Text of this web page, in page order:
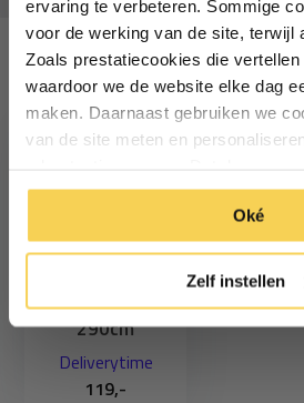
ervaring te verbeteren. Sommige
voor de werking van de site, terwijl
Zoals prestatiecookies die vertellen
waardoor we de website elke dag
maken. Daarnaast gebruiken we
van de site meten en
manier. Klik op 'Oké' om alle
klik op ‘alleen essentiele’ als je niet
cookies.
Oké
Zelf instellen
Recent bekeken
Staaldraad
harmonicadoek
290cm
Deliverytime
119,-
Particulier Zakelijk
Inschrijven
*Geldig bij minimale besteding vanaf €75